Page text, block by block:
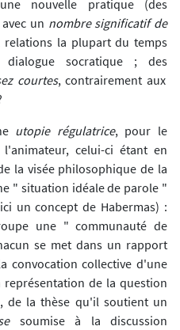
nouvelle pratique (des
un nombre significatif de
relations la plupart du temps
socratique ; des
courtes, contrairement aux
utopie régulatrice, pour le
celui-ci étant en
la visée philosophique de la
" situation idéale de parole "
un concept de Habermas) :
une " communauté de
se met dans un rapport
convocation collective d'une
de la question
de la thèse qu'il soutient un
soumise à la discussion